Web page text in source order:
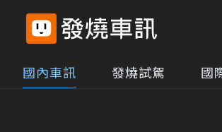
國內車訊 發燒試駕 國